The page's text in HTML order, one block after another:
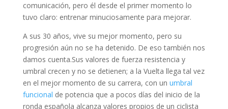
comunicación, pero él desde el primer momento lo
tuvo claro: entrenar minuciosamente para mejorar.
A sus 30 años, vive su mejor momento, pero su
progresión aún no se ha detenido. De eso también nos
damos cuenta.Sus valores de fuerza resistencia y
umbral crecen y no se detienen; a la Vuelta llega tal vez
en el mejor momento de su carrera, con un umbral
funcional de potencia que a pocos días del inicio de la
ronda española alcanza valores propios de un ciclista